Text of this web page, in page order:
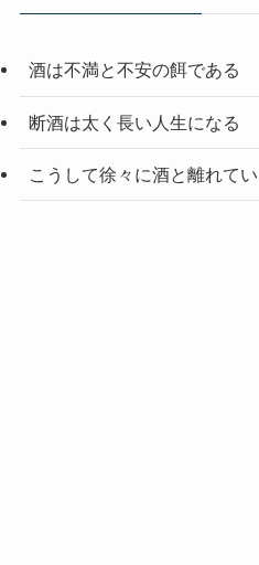
酒は不満と不安の餌である
断酒は太く長い人生になる
こうして徐々に酒と離れてい